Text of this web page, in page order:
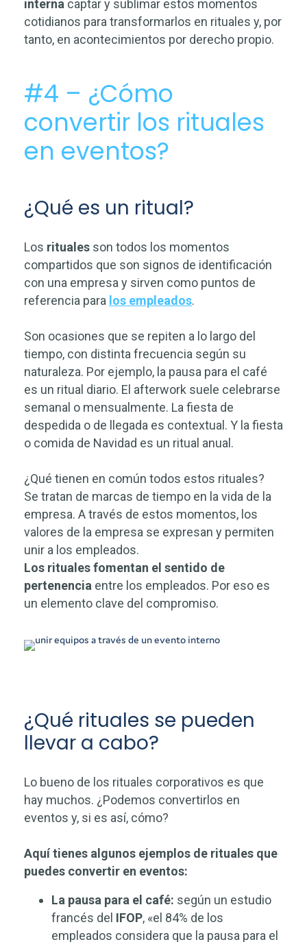
interna captar y sublimar estos momentos
cotidianos para transformarlos en rituales y, por
tanto, en acontecimientos por derecho propio.
#4 – ¿Cómo
convertir los rituales
en eventos?
¿Qué es un ritual?
Los rituales son todos los momentos
compartidos que son signos de identificación
con una empresa y sirven como puntos de
referencia para los empleados.
Son ocasiones que se repiten a lo largo del
tiempo, con distinta frecuencia según su
naturaleza. Por ejemplo, la pausa para el café
es un ritual diario. El afterwork suele celebrarse
semanal o mensualmente. La fiesta de
despedida o de llegada es contextual. Y la fiesta
o comida de Navidad es un ritual anual.
¿Qué tienen en común todos estos rituales?
Se tratan de marcas de tiempo en la vida de la
empresa. A través de estos momentos, los
valores de la empresa se expresan y permiten
unir a los empleados.
Los rituales fomentan el sentido de
pertenencia entre los empleados. Por eso es
un elemento clave del compromiso.
¿Qué rituales se pueden
llevar a cabo?
Lo bueno de los rituales corporativos es que
hay muchos. ¿Podemos convertirlos en
eventos y, si es así, cómo?
Aquí tienes algunos ejemplos de rituales que
puedes convertir en eventos:
La pausa para el café: según un estudio
francés del IFOP, «el 84% de los
empleados considera que la pausa para el